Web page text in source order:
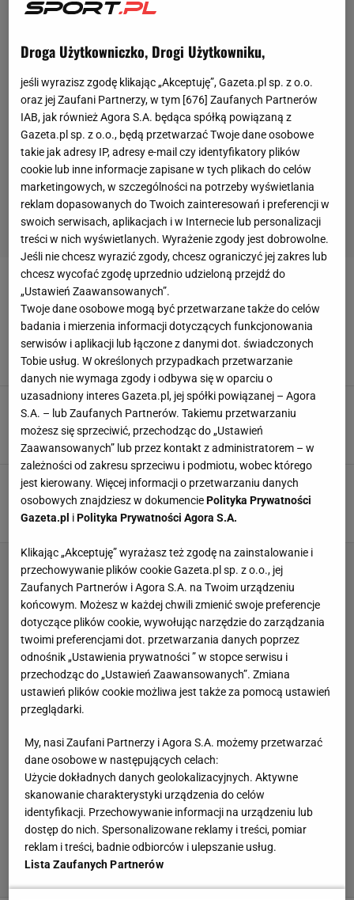
NINJAS IN PYJAMAS
Ukraiński talent znalazł nowy zespół. Kolejny
wychowanek świetnej esportowej akademii
Maciej Jędrzejak,10 STYCZNIA 2023, 10:34
Powrót esportowej legendy. Duńczycy chcą
wrócić na szczyt
Maciej Jędrzejak, 3 PAŹDZIERNIKA 2022, 18:45
Fiński geniusz wraca do gry. To jego ostatnia
szansa?
SUBSKRYPCJA
Droga Użytkowniczko, Drogi Użytkowniku,
jeśli wyrazisz zgodę klikając „Akceptuję”, Gazeta.pl sp. z o.o.
oraz jej Zaufani Partnerzy, w tym [676] Zaufanych Partnerów
IAB, jak również Agora S.A. będąca spółką powiązaną z
Gazeta.pl sp. z o.o., będą przetwarzać Twoje dane osobowe
takie jak adresy IP, adresy e-mail czy identyfikatory plików
cookie lub inne informacje zapisane w tych plikach do celów
marketingowych, w szczególności na potrzeby wyświetlania
reklam dopasowanych do Twoich zainteresowań i preferencji w
swoich serwisach, aplikacjach i w Internecie lub personalizacji
treści w nich wyświetlanych. Wyrażenie zgody jest dobrowolne.
Jeśli nie chcesz wyrazić zgody, chcesz ograniczyć jej zakres lub
chcesz wycofać zgodę uprzednio udzieloną przejdź do
„Ustawień Zaawansowanych”.
Twoje dane osobowe mogą być przetwarzane także do celów
badania i mierzenia informacji dotyczących funkcjonowania
serwisów i aplikacji lub łączone z danymi dot. świadczonych
Tobie usług. W określonych przypadkach przetwarzanie
danych nie wymaga zgody i odbywa się w oparciu o
uzasadniony interes Gazeta.pl, jej spółki powiązanej – Agora
S.A. – lub Zaufanych Partnerów. Takiemu przetwarzaniu
możesz się sprzeciwić, przechodząc do „Ustawień
Zaawansowanych” lub przez kontakt z administratorem – w
zależności od zakresu sprzeciwu i podmiotu, wobec którego
jest kierowany. Więcej informacji o przetwarzaniu danych
osobowych znajdziesz w dokumenciePolityka Prywatności
Gazeta.pl iPolityka Prywatności Agora S.A.
Klikając „Akceptuję” wyrażasz też zgodę na zainstalowanie i
przechowywanie plików cookie Gazeta.pl sp. z o.o., jej
Zaufanych Partnerów i Agora S.A. na Twoim urządzeniu
końcowym. Możesz w każdej chwili zmienić swoje preferencje
dotyczące plików cookie, wywołując narzędzie do zarządzania
twoimi preferencjami dot. przetwarzania danych poprzez
odnośnik „Ustawienia prywatności ” w stopce serwisu i
przechodząc do „Ustawień Zaawansowanych”. Zmiana
ustawień plików cookie możliwa jest także za pomocą ustawień
przeglądarki.
My, nasi Zaufani Partnerzy i Agora S.A. możemy przetwarzać
dane osobowe w następujących celach:
Użycie dokładnych danych geolokalizacyjnych. Aktywne
skanowanie charakterystyki urządzenia do celów
identyfikacji. Przechowywanie informacji na urządzeniu lub
dostęp do nich. Spersonalizowane reklamy i treści, pomiar
reklam i treści, badnie odbiorców i ulepszanie usług.
Lista Zaufanych Partnerów